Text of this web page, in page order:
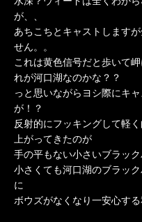
が、、
あちこちとキャストします
せん。。
これは黄色信号だと歩いて
れが河口湖なのかな？？
っと思いながらヨシ際にキ
が！？
反射的にフッキングして軽
上がってきたのが
手の平もない小さいブラック
小さくても河口湖のブラッ
に
ボウズがなくなり一安心する